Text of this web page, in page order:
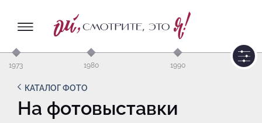
1973 1980 1990
КАТАЛОГ ФОТО
На фотовыставки